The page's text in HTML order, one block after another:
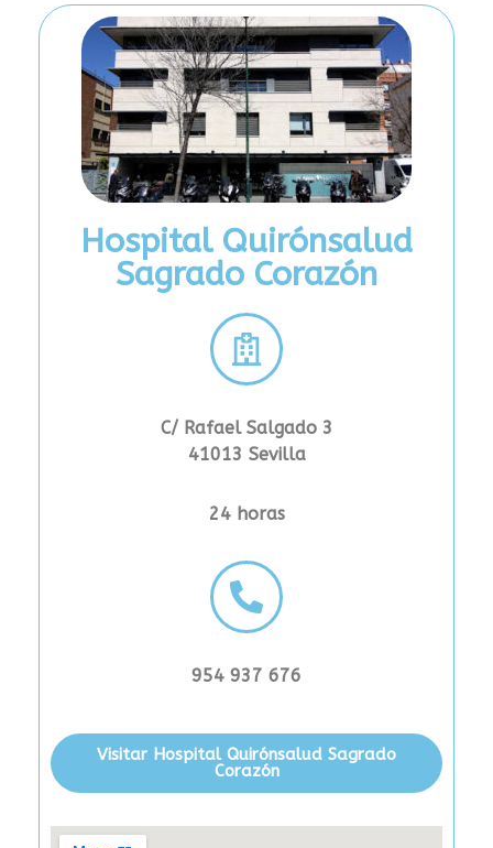
Hospital Quirónsalud
Sagrado Corazón
C/ Rafael Salgado 3
41013 Sevilla
24 horas
954 937 676
Visitar Hospital Quirónsalud Sagrado
Corazón